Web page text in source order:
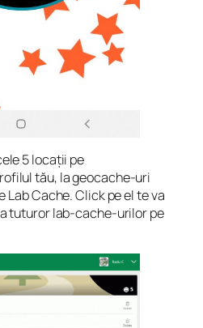
5 locații pe
tău, la geocache-uri
Lab Cache. Click pe el te va
tuturor lab-cache-urilor pe